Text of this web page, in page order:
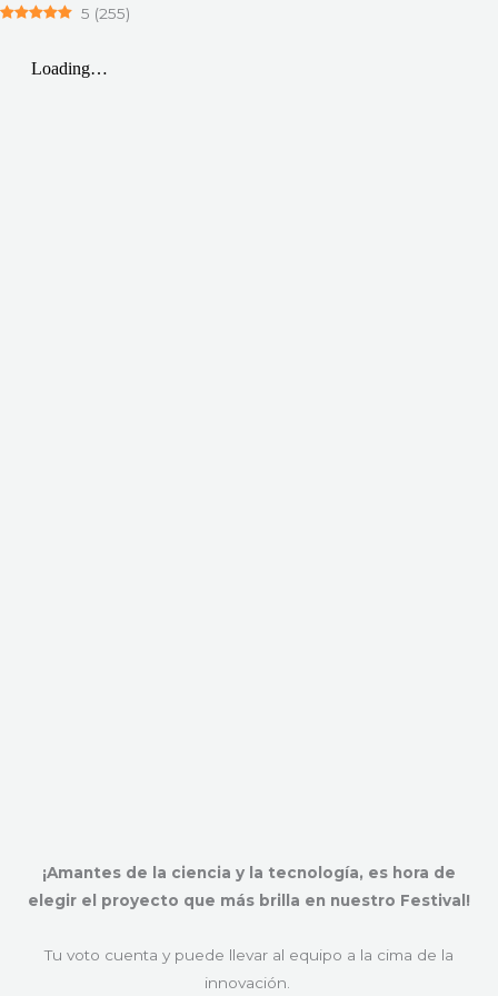
5 (255)
¡Amantes de la ciencia y la tecnología, es hora de
elegir el proyecto que más brilla en nuestro Festival!
Tu voto cuenta y puede llevar al equipo a la cima de la
innovación.